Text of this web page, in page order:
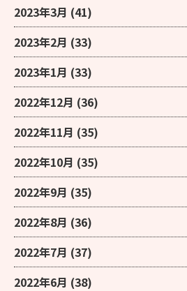
2023年3月 (41)
2023年2月 (33)
2023年1月 (33)
2022年12月 (36)
2022年11月 (35)
2022年10月 (35)
2022年9月 (35)
2022年8月 (36)
2022年7月 (37)
2022年6月 (38)